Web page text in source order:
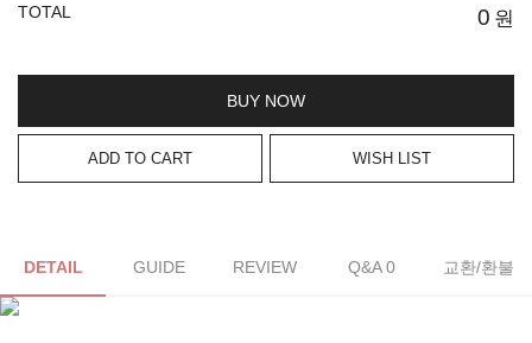
TOTAL 0 원
BUY NOW
ADD TO CART WISH LIST
DETAIL GUIDE REVIEW Q&A 0 교환/환불